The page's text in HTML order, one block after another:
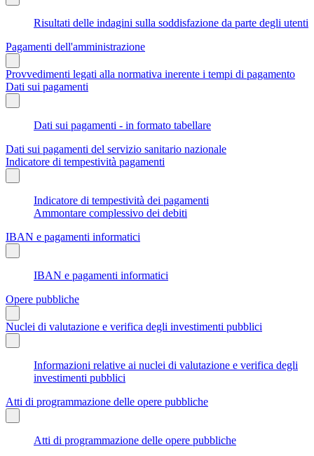
Risultati delle indagini sulla soddisfazione da parte degli utenti
Pagamenti dell'amministrazione
Provvedimenti legati alla normativa inerente i tempi di pagamento
Dati sui pagamenti
Dati sui pagamenti - in formato tabellare
Dati sui pagamenti del servizio sanitario nazionale
Indicatore di tempestività pagamenti
Indicatore di tempestività dei pagamenti
Ammontare complessivo dei debiti
IBAN e pagamenti informatici
IBAN e pagamenti informatici
Opere pubbliche
Nuclei di valutazione e verifica degli investimenti pubblici
Informazioni relative ai nuclei di valutazione e verifica degli
investimenti pubblici
Atti di programmazione delle opere pubbliche
Atti di programmazione delle opere pubbliche